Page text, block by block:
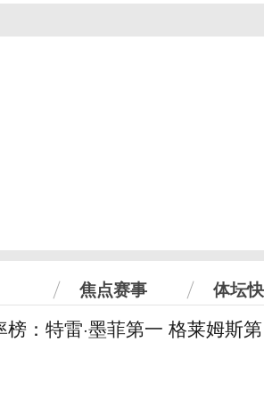
焦点赛事 体坛
：特雷·墨菲第一 格莱姆斯第